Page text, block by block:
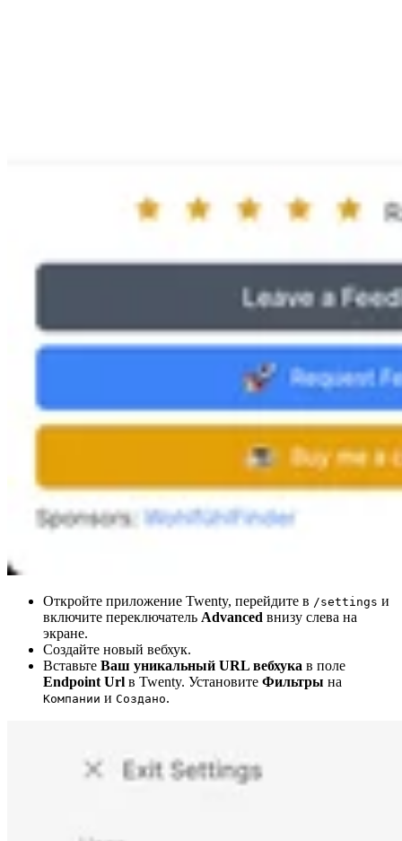
Откройте приложение Twenty, перейдите в /settings и
включите переключатель Advanced внизу слева на
экране.
Создайте новый вебхук.
Вставьте Ваш уникальный URL вебхука в поле
Endpoint Url в Twenty. Установите Фильтры на
Компании и Создано.